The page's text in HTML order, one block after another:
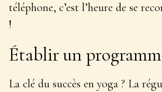
téléphone, c’est l’heure de se
!
Établir un
La clé du succès en yoga ? La